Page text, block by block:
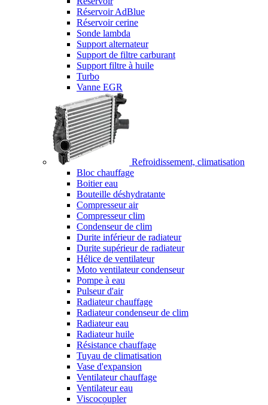
Réservoir AdBlue
Réservoir cerine
Sonde lambda
Support alternateur
Support de filtre carburant
Support filtre à huile
Turbo
Vanne EGR
Refroidissement, climatisation
Bloc chauffage
Boitier eau
Bouteille déshydratante
Compresseur air
Compresseur clim
Condenseur de clim
Durite inférieur de radiateur
Durite supérieur de radiateur
Hélice de ventilateur
Moto ventilateur condenseur
Pompe à eau
Pulseur d'air
Radiateur chauffage
Radiateur condenseur de clim
Radiateur eau
Radiateur huile
Résistance chauffage
Tuyau de climatisation
Vase d'expansion
Ventilateur chauffage
Ventilateur eau
Viscocoupler